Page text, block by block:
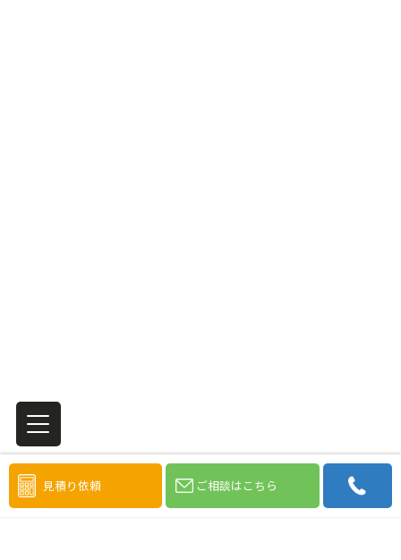
見積り依頼 ご相談はこちら